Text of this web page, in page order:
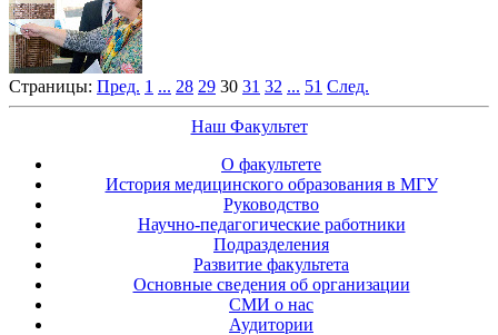
Страницы: Пред. 1 ... 28 29 30 31 32 ... 51 След.
Наш Факультет
О факультете
История медицинского образования в МГУ
Руководство
Научно-педагогические работники
Подразделения
Развитие факультета
Основные сведения об организации
СМИ о нас
Аудитории